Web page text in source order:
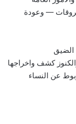
— وعودة
الضيق
كشف واخراجها
عن النساء